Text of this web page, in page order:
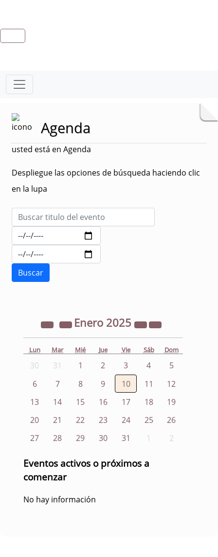
Agenda
usted está en Agenda
Despliegue las opciones de búsqueda haciendo clic
en la lupa
Enero 2025
Lun Mar Mié Jue Vie Sáb Dom
30 31 1 2 3 4
5
6
7 8 9 10 11
12
13
14 15 16 17 18
19
20
21 22 23 24 25
26
27
28 29 30 31 1 2
Eventos activos o próximos a
comenzar
No hay información